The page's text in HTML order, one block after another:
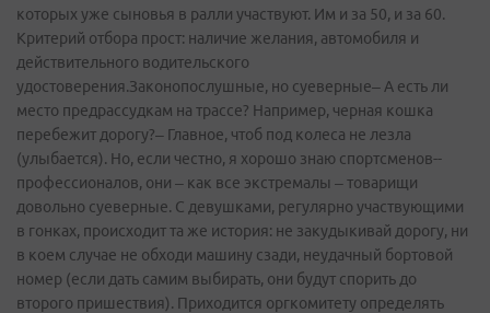
которых уже сыновья в ралли участвуют. Им и за 50, и за 60.
Критерий отбора прост: наличие желания, автомобиля и
действительного водительского
удостоверения.Законопослушные, но суеверные– А есть ли
место предрассудкам на трассе? Например, черная кошка
перебежит дорогу?– Главное, чтоб под колеса не лезла
(улыбается). Но, если честно, я хорошо знаю спортсменов-­
профессионалов, они – как все экстремалы – товарищи
довольно суеверные. С девушками, регулярно участвующими
в гонках, происходит та же история: не закудыкивай дорогу, ни
в коем случае не обходи машину сзади, неудачный бортовой
номер (если дать самим выбирать, они будут спорить до
второго пришествия). Приходится оргкомитету определять